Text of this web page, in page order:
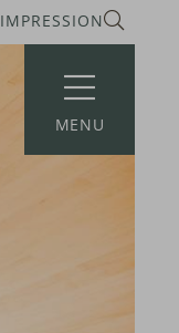
IMPRESSION
MENU